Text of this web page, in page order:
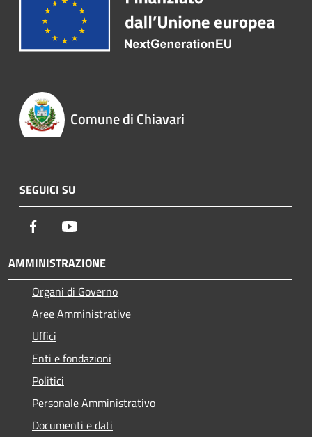
Comune di Chiavari
SEGUICI SU
Facebook
AMMINISTRAZIONE
Organi di Governo
Aree Amministrative
Uffici
Enti e fondazioni
Politici
Personale Amministrativo
Documenti e dati